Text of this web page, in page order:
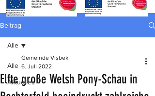
Beitrag
Alle
Aktuelles
Alle
Elfte große Welsh Pony-Schau in
Gemeinde Visbek
6. Juli 2022